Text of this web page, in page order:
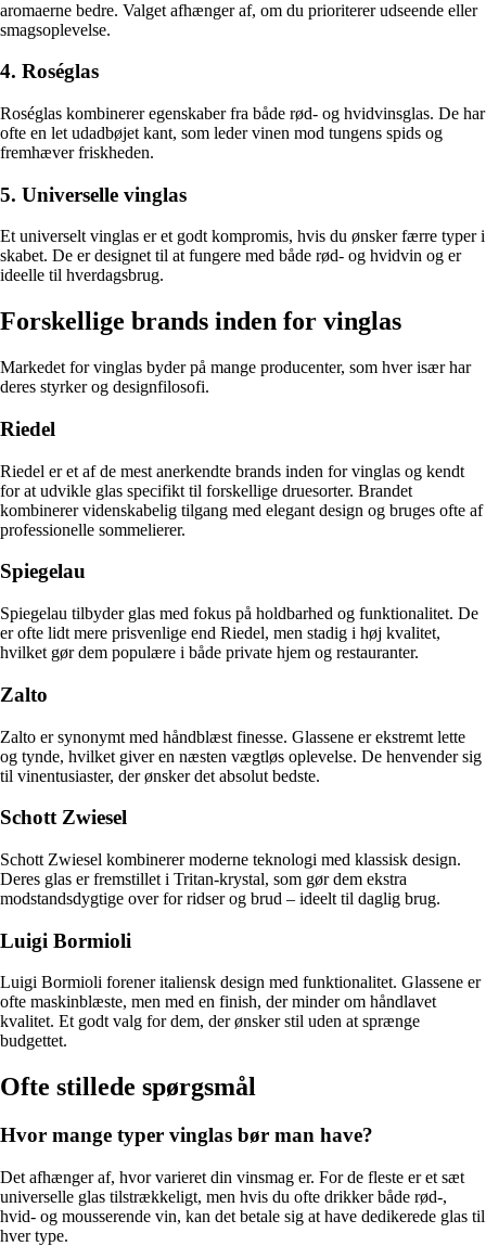
aromaerne bedre. Valget afhænger af, om du prioriterer udseende eller
smagsoplevelse.
4. Roséglas
Roséglas kombinerer egenskaber fra både rød- og hvidvinsglas. De har
ofte en let udadbøjet kant, som leder vinen mod tungens spids og
fremhæver friskheden.
5. Universelle vinglas
Et universelt vinglas er et godt kompromis, hvis du ønsker færre typer i
skabet. De er designet til at fungere med både rød- og hvidvin og er
ideelle til hverdagsbrug.
Forskellige brands inden for vinglas
Markedet for vinglas byder på mange producenter, som hver især har
deres styrker og designfilosofi.
Riedel
Riedel er et af de mest anerkendte brands inden for vinglas og kendt
for at udvikle glas specifikt til forskellige druesorter. Brandet
kombinerer videnskabelig tilgang med elegant design og bruges ofte af
professionelle sommelierer.
Spiegelau
Spiegelau tilbyder glas med fokus på holdbarhed og funktionalitet. De
er ofte lidt mere prisvenlige end Riedel, men stadig i høj kvalitet,
hvilket gør dem populære i både private hjem og restauranter.
Zalto
Zalto er synonymt med håndblæst finesse. Glassene er ekstremt lette
og tynde, hvilket giver en næsten vægtløs oplevelse. De henvender sig
til vinentusiaster, der ønsker det absolut bedste.
Schott Zwiesel
Schott Zwiesel kombinerer moderne teknologi med klassisk design.
Deres glas er fremstillet i Tritan-krystal, som gør dem ekstra
modstandsdygtige over for ridser og brud – ideelt til daglig brug.
Luigi Bormioli
Luigi Bormioli forener italiensk design med funktionalitet. Glassene er
ofte maskinblæste, men med en finish, der minder om håndlavet
kvalitet. Et godt valg for dem, der ønsker stil uden at sprænge
budgettet.
Ofte stillede spørgsmål
Hvor mange typer vinglas bør man have?
Det afhænger af, hvor varieret din vinsmag er. For de fleste er et sæt
universelle glas tilstrækkeligt, men hvis du ofte drikker både rød-,
hvid- og mousserende vin, kan det betale sig at have dedikerede glas til
hver type.